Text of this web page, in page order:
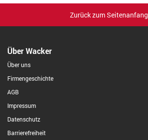
Zurück zum Seitenanfang
Über Wacker
Über uns
Firmengeschichte
AGB
Impressum
Datenschutz
Barrierefreiheit